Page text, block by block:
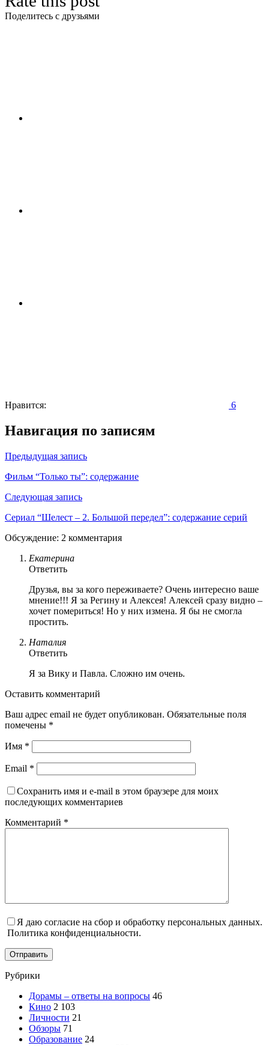
Поделитесь с друзьями
Нравится: 6
Навигация по записям
Предыдущая запись
Фильм “Только ты”: содержание
Следующая запись
Сериал “Шелест – 2. Большой передел”: содержание серий
Обсуждение: 2 комментария
Екатерина
Ответить
Друзья, вы за кого переживаете? Очень интересно ваше
мнение!!! Я за Регину и Алексея! Алексей сразу видно –
хочет помериться! Но у них измена. Я бы не смогла
простить.
Наталия
Ответить
Я за Вику и Павла. Сложно им очень.
Оставить комментарий
Ваш адрес email не будет опубликован. Обязательные поля
помечены *
Имя *
Email *
Сохранить имя и e-mail в этом браузере для моих
последующих комментариев
Комментарий *
Я даю согласие на сбор и обработку персональных данных.
Политика конфиденциальности.
Отправить
Рубрики
Дорамы – ответы на вопросы 46
Кино 2 103
Личности 21
Обзоры 71
Образование 24